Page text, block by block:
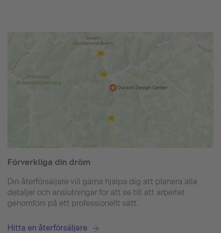
Förverkliga din dröm
Din återförsäljare vill gärna hjälpa dig att planera alla
detaljer och anslutningar för att se till att arbeitet
genomförs på ett professionellt sätt.
Hitta en återförsäljare